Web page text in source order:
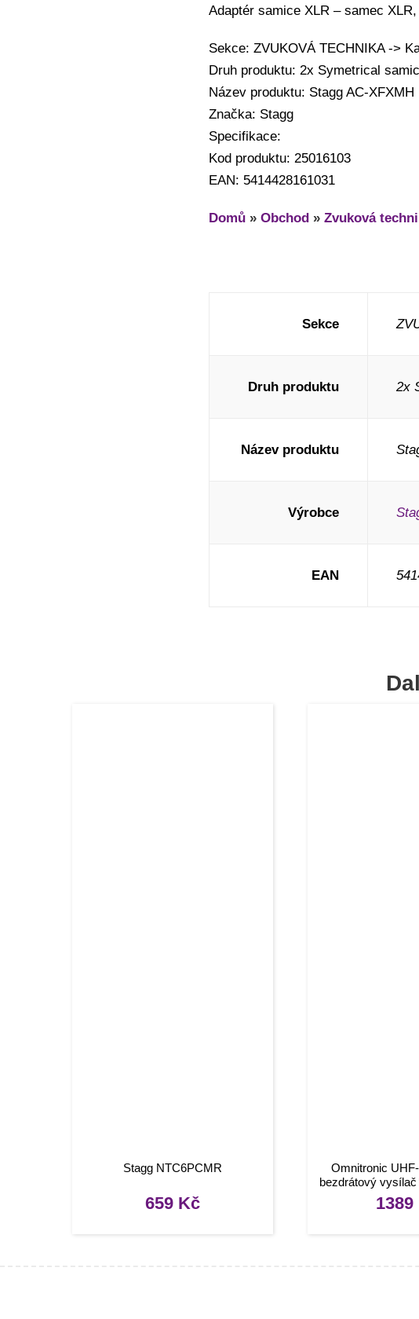
Adaptér samice XLR – samec
Sekce: ZVUKOVÁ TECHNIKA ->
Druh produktu: 2x Symetrical
Název produktu: Stagg AC-XFXMH
Značka: Stagg
Specifikace:
Kod produktu: 25016103
EAN: 5414428161031
Domů » Obchod » Zvuková
Sekce
Druh produktu 2x
Název produktu
Výrobce
EAN
Stagg NTC6PCMR
659 Kč
Omnitronic
bezdrátový
klopovým
1389